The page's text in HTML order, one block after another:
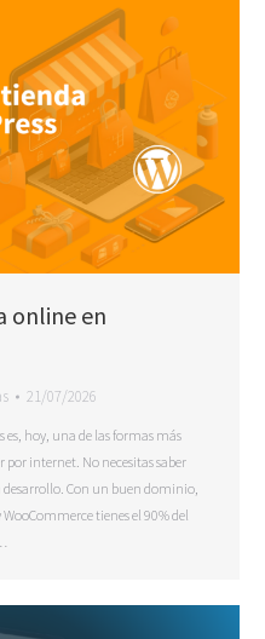
online en
21/07/2026
hoy, una de las formas más
por internet. No necesitas saber
Con un buen dominio,
tienes el 90% del